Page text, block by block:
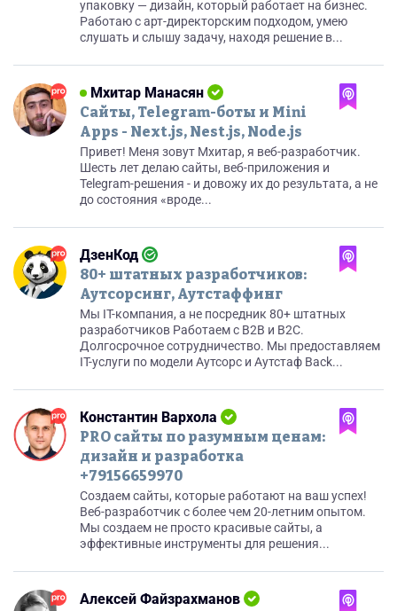
упаковку — дизайн, который работает на бизнес.
Работаю с арт-директорским подходом, умею
слушать и слышу задачу, находя решение в...
Мхитар Манасян
Сайты, Telegram-боты и Mini
Apps - Next.js, Nest.js, Node.js
Привет! Меня зовут Мхитар, я веб-разработчик.
Шесть лет делаю сайты, веб-приложения и
Telegram-решения - и довожу их до результата, а не
до состояния «вроде...
ДзенКод
80+ штатных разработчиков:
Аутсорсинг, Аутстаффинг
Мы IT-компания, а не посредник 80+ штатных
разработчиков Работаем с B2B и B2C.
Долгосрочное сотрудничество. Мы предоставляем
IT-услуги по модели Аутсорс и Аутстаф Back...
Константин Вархола
PRO сайты по разумным ценам:
дизайн и разработка
+79156659970
Создаем сайты, которые работают на ваш успех!
Веб-разработчик с более чем 20-летним опытом.
Мы создаем не просто красивые сайты, а
эффективные инструменты для решения...
Алексей Файзрахманов